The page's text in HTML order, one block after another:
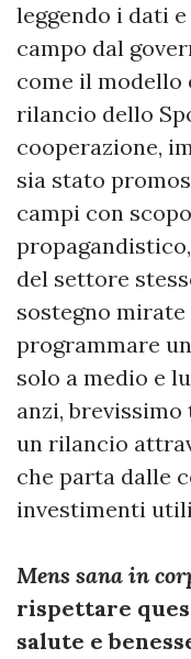
leggendo i dati
campo dal
come il modello
rilancio dello
cooperazione,
sia stato
campi con
del settore
sostegno
programmare
solo a medio e
anzi,
un rilancio
che parta dalle
investimenti
Mens sana in
rispettare
salute e